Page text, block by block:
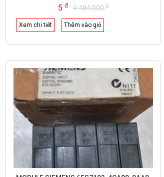
5 đ 9.484.000đ
Xem chi tiết Thêm vào giỏ